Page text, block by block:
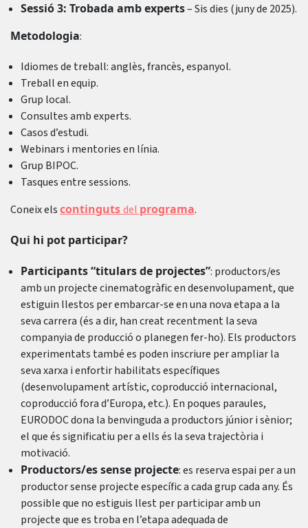
Sessió 3: Trobada amb experts– Sis dies (juny de 2025).
Metodologia:
Idiomes de treball: anglès, francès, espanyol.
Treball en equip.
Grup local.
Consultes amb experts.
Casos d’estudi.
Webinars i mentories en línia.
Grup BIPOC.
Tasques entre sessions.
Coneix elscontingutsdel programa.
Qui hi pot participar?
Participants “titulars de projectes”: productors/es
amb un projecte cinematogràfic en desenvolupament, que
estiguin llestos per embarcar-se en una nova etapa a la
seva carrera (és a dir, han creat recentment la seva
companyia de producció o planegen fer-ho). Els productors
experimentats també es poden inscriure per ampliar la
seva xarxa i enfortir habilitats específiques
(desenvolupament artístic, coproducció internacional,
coproducció fora d’Europa, etc.). En poques paraules,
EURODOC dona la benvinguda a productors júnior i sènior;
el que és significatiu per a ells és la seva trajectòria i
motivació.
Productors/es sense projecte: es reserva espai per a un
productor sense projecte específic a cada grup cada any. És
possible que no estiguis llest per participar amb un
projecte que es troba en l’etapa adequada de